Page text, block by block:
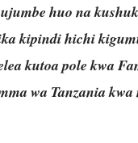
huo na
kipindi hichi
kutoa pole kwa
wa Tanzania kwa